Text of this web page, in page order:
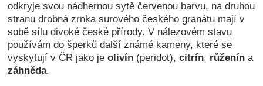
odkryje svou nádhernou sytě červenou barvu, na druhou
stranu drobná zrnka surového českého granátu mají v
sobě sílu divoké české přírody.V nálezovém stavu
používám do šperků další známé kameny, které se
vyskytují v ČR jako jeolivín (peridot),citrín, růženína
záhněda.